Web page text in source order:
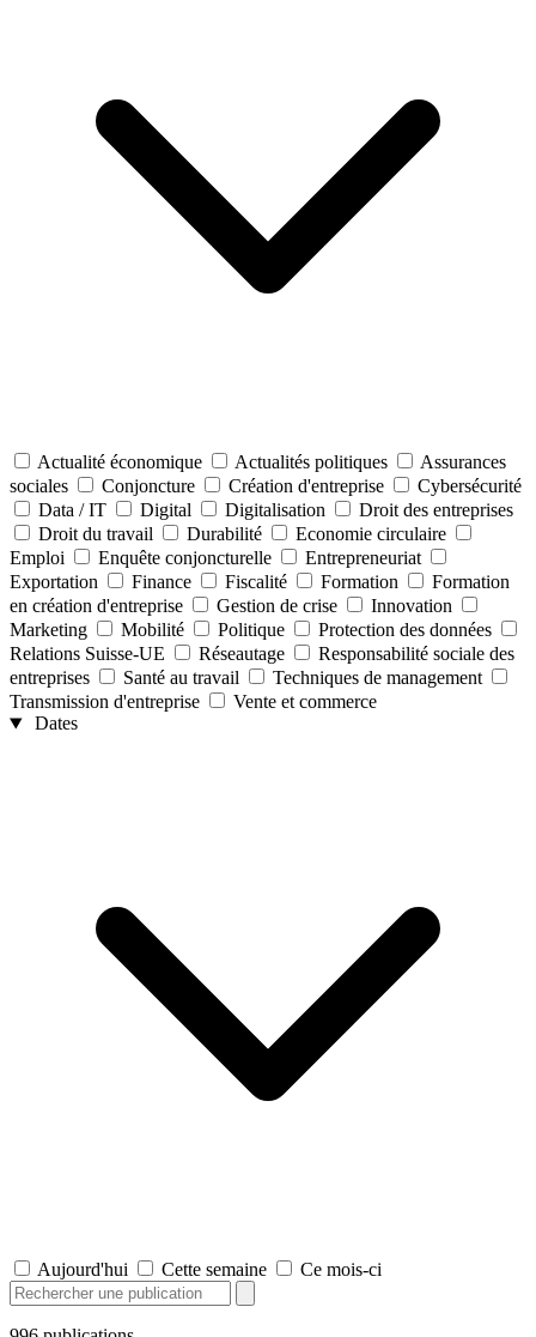
Actualité économique Actualités politiques
Assurances
sociales
Conjoncture Création d'entreprise
Cybersécurité
Data / IT
Digital Digitalisation
Droit des entreprises
Droit du travail
Durabilité
Economie circulaire
Emploi
Enquête conjoncturelle
Entrepreneuriat
Exportation
Finance Fiscalité Formation
Formation
en création d'entreprise
Gestion de crise
Innovation
Marketing
Mobilité Politique
Protection des données
Relations Suisse-UE
Réseautage
Responsabilité sociale des
entreprises
Santé au travail
Techniques de management
Transmission d'entreprise
Vente et commerce
Dates
Aujourd'hui Cette semaine Ce mois-ci